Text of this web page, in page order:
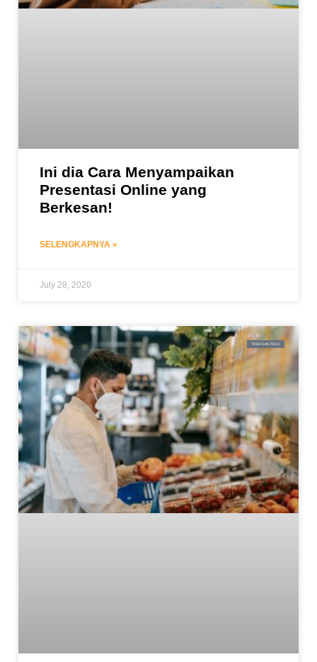
Ini dia Cara Menyampaikan
Presentasi Online yang
Berkesan!
SELENGKAPNYA »
July 28, 2020
TREN DAN TECH